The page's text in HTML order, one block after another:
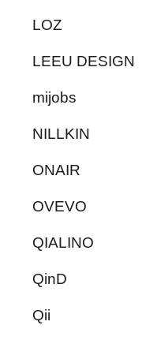
LOZ
LEEU DESIGN
mijobs
NILLKIN
ONAIR
OVEVO
QIALINO
QinD
Qii